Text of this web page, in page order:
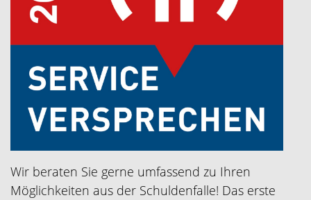
Wir beraten Sie gerne umfassend zu Ihren
Möglichkeiten aus der Schuldenfalle! Das erste